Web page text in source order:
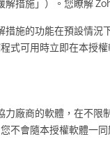
解措施」）。您瞭解
措施的功能在預設情況
式可用時立即在本授
力廠商的軟體，在不限
不會隨本授權軟體一